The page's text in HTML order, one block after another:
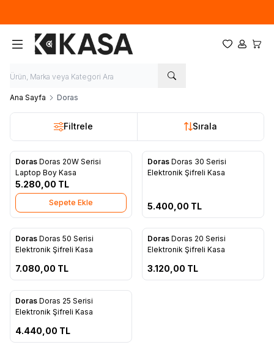
Favorilerim
Hesabım
Ana Sayfa Doras
Filtrele Sırala
Favorilere Ekle
Doras Doras 20W Serisi
Laptop Boy Kasa
5.280,00 TL
Sepete Ekle
Favorilere Ekle
Ön Sipariş Ver!
Doras Doras 30 Serisi
Elektronik Şifreli Kasa
5.400,00 TL
Favorilere Ekle
Ver!
Doras Doras 50 Serisi
Elektronik Şifreli Kasa
7.080,00 TL
Favorilere Ekle
Ön Sipariş Ver!
Doras Doras 20 Serisi
Elektronik Şifreli Kasa
3.120,00 TL
Favorilere Ekle
Ver!
Doras Doras 25 Serisi
Elektronik Şifreli Kasa
4.440,00 TL